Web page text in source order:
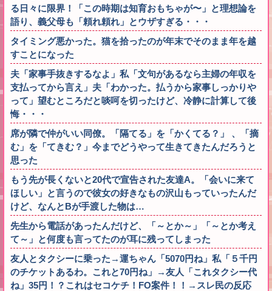
る日々に限界！「この時期は知育おもちゃが〜」と理想論を
語り、義父母も「頼れ頼れ」とウザすぎる・・・
タイミング悪かった。猫を拾ったのが年末でそのまま年を越
すことになった
夫「家事手抜きするなよ」私「文句があるなら主婦の年収を
支払ってから言え」夫「わかった。払うから家事しっかりや
って」望むところだと啖呵を切ったけど、冷静に計算して後
悔・・・
席が隣で仲がいい同僚。「隔てる」を「かくてる？」 、「摘
む」を「てきむ？」今までどうやって生きてきたんだろうと
思った
もう先が長くないと20代で宣告された友達A。「会いに来て
ほしい」と言うので彼女の好きなもの沢山もっていったんだ
けど、なんとBが手渡した物は…
先生から電話があったんだけど、「～とか～」「～とか考え
て～」と何度も言ってたのが耳に残ってしまった
友人とタクシーに乗った→運ちゃん「5070円ね」私「５千円
のチケットあるわ。これと70円ね」→友人「これタクシー代
ね」35円！？これはセコケチ！FO案件！！→スレ民の反応